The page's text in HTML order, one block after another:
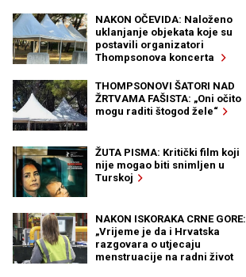
NAKON OČEVIDA: Naloženo
uklanjanje objekata koje su
postavili organizatori
Thompsonova koncerta
THOMPSONOVI ŠATORI NAD
ŽRTVAMA FAŠISTA: „Oni očito
mogu raditi štogod žele“
ŽUTA PISMA: Kritički film koji
nije mogao biti snimljen u
Turskoj
NAKON ISKORAKA CRNE GORE:
„Vrijeme je da i Hrvatska
razgovara o utjecaju
menstruacije na radni život